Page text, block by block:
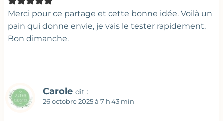
Merci pour ce partage et cette bonne idée. Voilà un
pain qui donne envie, je vais le tester rapidement.
Bon dimanche.
Carole dit :
26 octobre 2025 à 7 h 43 min